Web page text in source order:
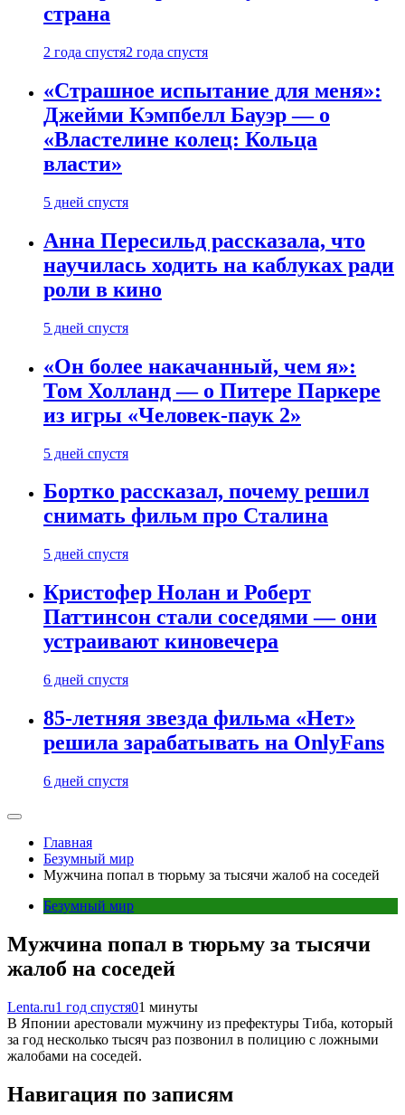
страна
2 года спустя2 года спустя
«Страшное испытание для меня»:
Джейми Кэмпбелл Бауэр — о
«Властелине колец: Кольца
власти»
5 дней спустя
Анна Пересильд рассказала, что
научилась ходить на каблуках ради
роли в кино
5 дней спустя
«Он более накачанный, чем я»:
Том Холланд — о Питере Паркере
из игры «Человек-паук 2»
5 дней спустя
Бортко рассказал, почему решил
снимать фильм про Сталина
5 дней спустя
Кристофер Нолан и Роберт
Паттинсон стали соседями — они
устраивают киновечера
6 дней спустя
85-летняя звезда фильма «Нет»
решила зарабатывать на OnlyFans
6 дней спустя
Главная
Безумный мир
Мужчина попал в тюрьму за тысячи жалоб на соседей
Безумный мир
Мужчина попал в тюрьму за тысячи
жалоб на соседей
Lenta.ru1 год спустя01 минуты
В Японии арестовали мужчину из префектуры Тиба, который
за год несколько тысяч раз позвонил в полицию с ложными
жалобами на соседей.
Навигация по записям